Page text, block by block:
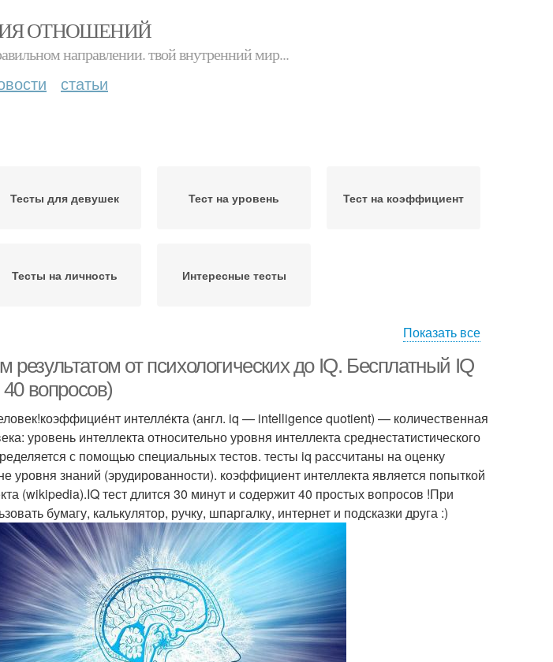
ОТНОШЕНИЙ
направлении. твой внутренний мир...
статьи
Тесты для девушек Тест на уровень Тест на коэффициент
Тесты на личность Интересные тесты
Показать все
от психологических до IQ. Бесплатный IQ
вопросов)
интелле́кта (англ. iq — intelligence quotient) — количественная
уровень интеллекта относительно уровня интеллекта среднестатистического
с помощью специальных тестов. тесты iq рассчитаны на оценку
уровня знаний (эрудированности). коэффициент интеллекта является попыткой
(wikipedia).IQ тест длится 30 минут и содержит 40 простых вопросов !При
бумагу, калькулятор, ручку, шпаргалку, интернет и подсказки друга :)